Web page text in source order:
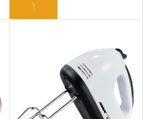
ДОДАЈ ВО КОШНИЦА